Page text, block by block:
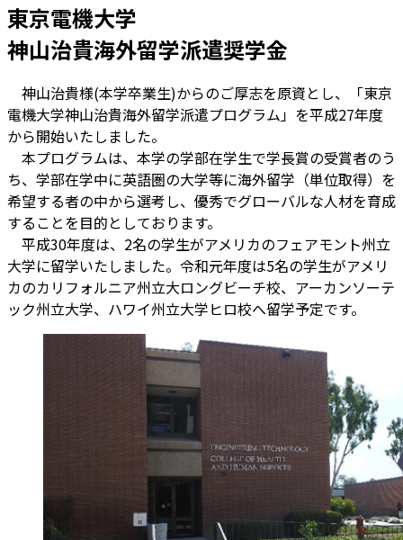
東京電機大学
神山治貴海外留学派遣奨学金
神山治貴様(本学卒業生)からのご厚志を原資とし、「東京
電機大学神山治貴海外留学派遣プログラム」を平成27年度
から開始いたしました。
本プログラムは、本学の学部在学生で学長賞の受賞者のう
ち、学部在学中に英語圏の大学等に海外留学（単位取得）を
希望する者の中から選考し、優秀でグローバルな人材を育成
することを目的としております。
平成30年度は、2名の学生がアメリカのフェアモント州立
大学に留学いたしました。令和元年度は5名の学生がアメリ
カのカリフォルニア州立大ロングビーチ校、アーカンソーテ
ック州立大学、ハワイ州立大学ヒロ校へ留学予定です。